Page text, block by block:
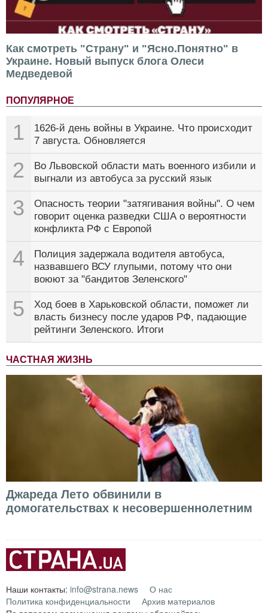
Как смотреть "Страну" и "Ясно.Понятно" в
Украине. Новый выпуск блога Олеси
Медведевой
ПОПУЛЯРНОЕ
1
1626-й день войны в Украине. Что происходит
7 августа. Обновляется
2
Во Львовской области мать военного избили и
выгнали из автобуса за русский язык
3
Опасность теории "затягивания войны". О чем
говорит оценка разведки США о вероятности
конфликта РФ с Европой
4
Полиция задержала водителя автобуса,
назвавшего ВСУ глупыми, потому что они
воюют за "бандитов Зеленского"
5
Ход боев в Харьковской области, поможет ли
власть бизнесу после ударов РФ, падающие
рейтинги Зеленского. Итоги
ЧАСТНАЯ ЖИЗНЬ
Джареда Лето обвинили в
домогательствах к несовершеннолетним
Наши контакты: info@strana.news
О нас
Политика конфиденциальности
Архив материалов